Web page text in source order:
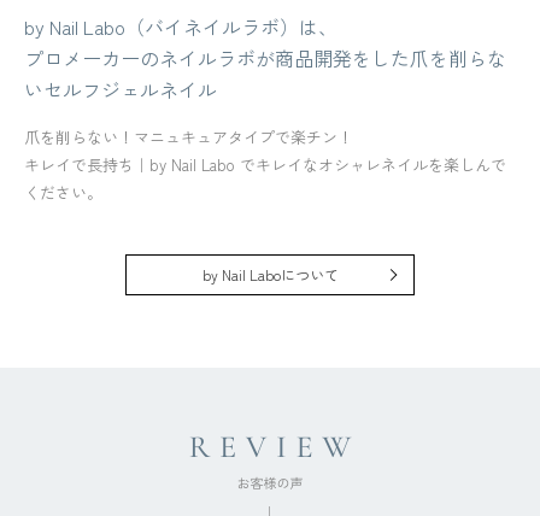
by Nail Labo（バイネイルラボ）は、
プロメーカーのネイルラボが商品開発をした爪を削らな
いセルフジェルネイル
爪を削らない！マニュキュアタイプで楽チン！
キレイで長持ち｜by Nail Labo でキレイなオシャレネイルを楽しんで
ください。
by Nail Laboについて